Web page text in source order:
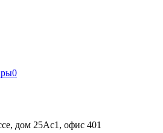
0
дом 25Аc1, офис 401